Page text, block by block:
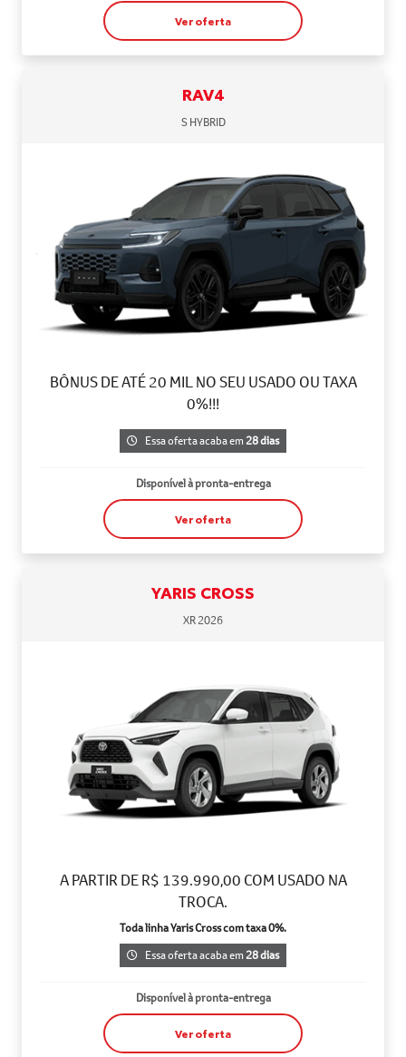
Ver oferta
RAV4
S HYBRID
BÔNUS DE ATÉ 20 MIL NO SEU USADO OU TAXA
0%!!!
Essa oferta acaba em28 dias
Disponível à pronta-entrega
Ver oferta
YARIS CROSS
XR 2026
A PARTIR DE R$ 139.990,00 COM USADO NA
TROCA.
Toda linha Yaris Cross com taxa 0%.
Essa oferta acaba em28 dias
Disponível à pronta-entrega
Ver oferta